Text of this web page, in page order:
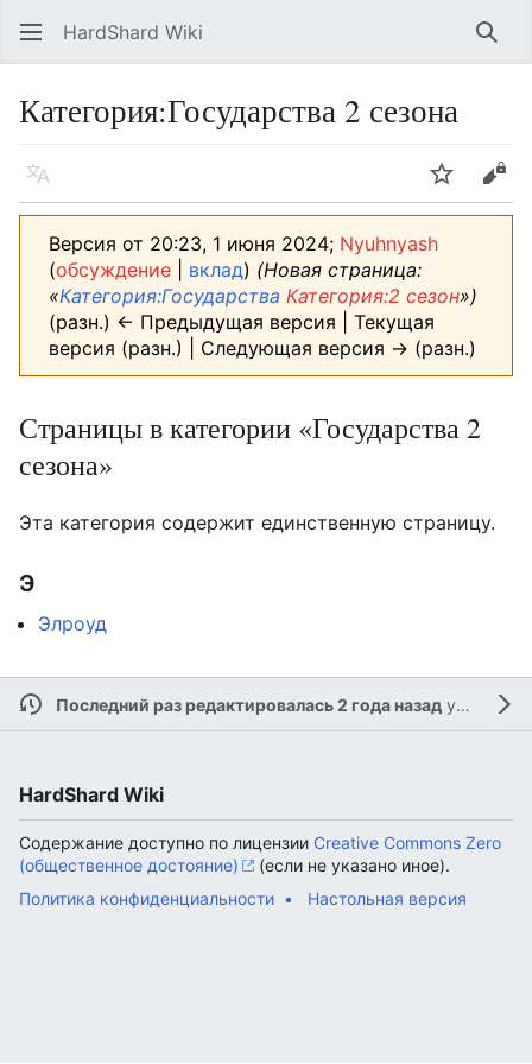
HardShard Wiki
Категория:Государства 2 сезона
Язык Следить
Версия от 20:23, 1 июня 2024; Nyuhnyash
(обсуждение вклад) (Новая страница:
«Категория:Государства Категория:2 сезон»)
(разн.) ← Предыдущая версия | Текущая
версия (разн.) | Следующая версия → (разн.)
Страницы в категории «Государства 2
сезона»
Эта категория содержит единственную страницу.
Э
Элроуд
Последний раз редактировалась 2 года назадучастником
HardShard Wiki
Содержание доступно по лицензии Creative Commons Zero
(общественное достояние)
(если не указано иное).
Политика конфиденциальности
Настольная версия